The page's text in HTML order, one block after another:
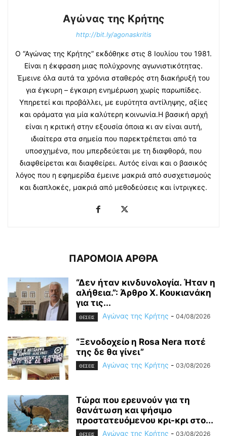
Αγώνας της Κρήτης
http://bit.ly/agonaskritis
Ο “Αγώνας της Κρήτης” εκδόθηκε στις 8 Ιουλίου του 1981.
Είναι η έκφραση μιας πολύχρονης αγωνιστικότητας.
Έμεινε όλα αυτά τα χρόνια σταθερός στη διακήρυξή του
για έγκυρη – έγκαιρη ενημέρωση χωρίς παρωπίδες.
Υπηρετεί και προβάλλει, με ευρύτητα αντίληψης, αξίες
και οράματα για μία καλύτερη κοινωνία.Η βασική αρχή
είναι η κριτική στην εξουσία όποια κι αν είναι αυτή,
ιδιαίτερα στα σημεία που παρεκτρέπεται από τα
υποσχημένα, που μπερδεύεται με τη διαφθορά, που
διαφθείρεται και διαφθείρει. Αυτός είναι και ο βασικός
λόγος που η εφημερίδα έμεινε μακριά από συσχετισμούς
και διαπλοκές, μακριά από μεθοδεύσεις και ίντριγκες.
ΠΑΡΟΜΟΙΑ ΑΡΘΡΑ
“Δεν ήταν κινδυνολογία. Ήταν η
αλήθεια.”: Άρθρο Χ. Κουκιανάκη
για τις...
ΘΕΣΕΙΣ Αγώνας της Κρήτης - 04/08/2026
“Ξενοδοχείο η Rosa Nera ποτέ
της δε θα γίνει”
ΘΕΣΕΙΣ Αγώνας της Κρήτης - 03/08/2026
Τώρα που ερευνούν για τη
θανάτωση και ψήσιμο
προστατευόμενου κρι-κρι στο...
ΘΕΣΕΙΣ Αγώνας της Κρήτης - 03/08/2026